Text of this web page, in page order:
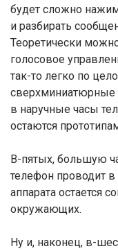
будет сложно
и разбирать
Теоретически
голосовое
так-то легко по
сверхминиатюрные
в наручные часы
остаются
В-пятых, большую
телефон проводит в
аппарата остается
окружающих.
Ну и, наконец, в-